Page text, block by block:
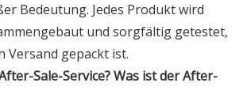
Bedeutung. Jedes Produkt wird
und sorgfältig getestet,
Versand gepackt ist.
Sale-Service? Was ist der After-